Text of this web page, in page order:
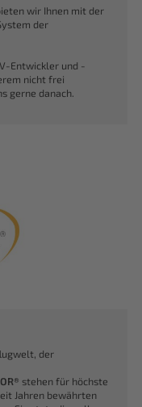
wir Ihnen mit der
der
Entwickler und -
nicht frei
gerne danach.
der
stehen für höchste
Jahren bewährten